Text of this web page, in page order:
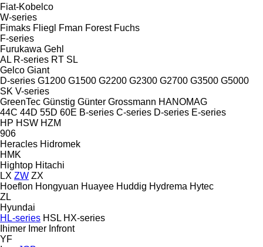
Fiat-Kobelco
W-series
Fimaks Fliegl Fman Forest Fuchs
F-series
Furukawa Gehl
AL R-series RT SL
Gelco Giant
D-series G1200 G1500 G2200 G2300 G2700 G3500 G5000
SK V-series
GreenTec Günstig Günter Grossmann HANOMAG
44C 44D 55D 60E B-series C-series D-series E-series
HP HSW HZM
906
Heracles Hidromek
HMK
Hightop Hitachi
LX ZW ZX
Hoeflon Hongyuan Huayee Huddig Hydrema Hytec
ZL
Hyundai
HL-series HSL HX-series
Ihimer Imer Infront
YF